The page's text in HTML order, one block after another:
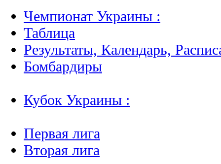
Чемпионат Украины :
Таблица
Результаты, Календарь,
Бомбардиры
Кубок Украины :
Первая лига
Вторая лига